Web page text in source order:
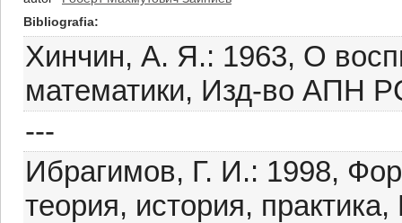
Bibliografia
Хинчин, А. Я.: 1963, О
математики, Изд-во АПН
---
Ибрагимов, Г. И.: 1998,
теория, история,